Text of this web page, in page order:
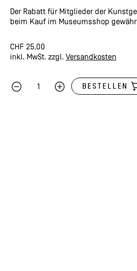
Der Rabatt für Mitglieder der
beim Kauf im Museumsshop
CHF 25.00
inkl. MwSt. zzgl. Versandkosten
BESTELLEN